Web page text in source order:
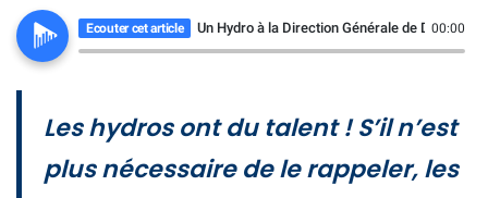
Ecouter cet article Un Hydro à la Direction Générale de DFDS
00:00
Les hydros ont du talent ! S’il n’est
plus nécessaire de le rappeler, les